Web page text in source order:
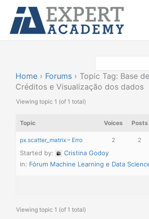
conteúdo
Home › Forums › Topic Tag: Base
Créditos e Visualização dos dados
Viewing topic 1 (of 1 total)
Topic Voices Posts
px.scatter_matrix – Erro
Started by:
Cristina Godoy
in: Fórum Machine Learning e Data
2 2
Viewing topic 1 (of 1 total)